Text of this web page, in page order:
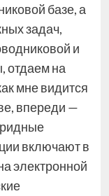
базе, а
задач,
и
отдаем на
мне видится
впереди —
включают в
электронной